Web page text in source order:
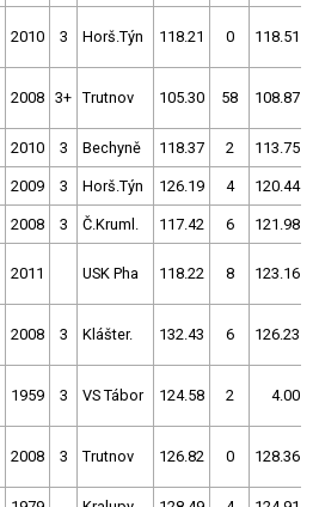
2010 3 Horš.Týn 118.21 0 118.51
2008 3+ Trutnov 105.30 58 108.87
2010 3 Bechyně 118.37 2 113.75
2009 3 Horš.Týn 126.19 4 120.44
2008 3 Č.Kruml. 117.42 6 121.98
2011 USK Pha 118.22 8 123.16
2008 3 Klášter. 132.43 6 126.23
1959 3 VS Tábor 124.58 2 4.00
2008 3 Trutnov 126.82 0 128.36